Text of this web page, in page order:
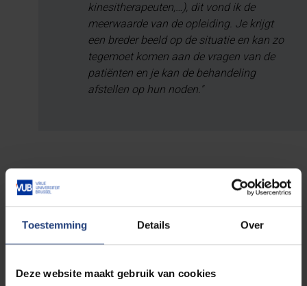
Toestemming Details Over
Deze website maakt gebruik van cookies
kinesitherapeuten,…), dit vond ik de
meerwaarde van de opleiding. Je krijgt
een breder beeld op de situatie en kan zo
tegemoet komen aan de vragen van de
patiënten en je kan de behandeling
afstellen op hun noden."
Na je studie
Hoebehandel
je arteriële, veneuze en lymfatische
stoornissen? Beter nog, hoe kan je zevermijden?
nevenwerkingen van hun kankerbehandeling. Denk